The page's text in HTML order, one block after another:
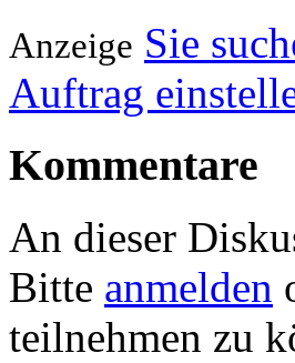
Anzeige Sie
Auftrag
Kommentare
An dieser
Bitte anmelden
teilnehmen zu